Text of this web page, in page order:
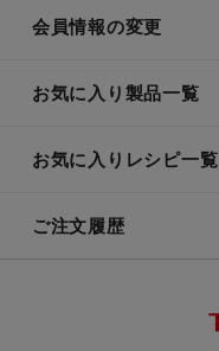
会員情報の変更
お気に入り製品一覧
お気に入りレシピ一覧
ご注文履歴